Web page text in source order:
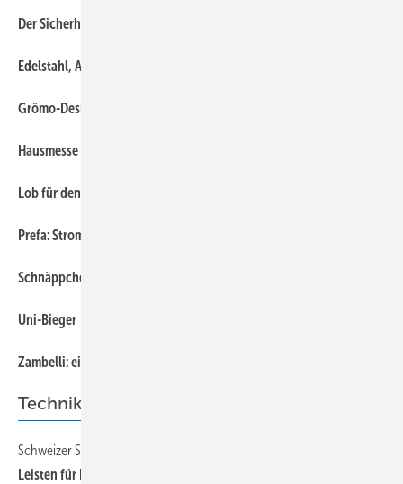
De r Sicherheit. Die Bau. Das Flüssigkunststoff
Edelstahl, Architektur und Rimex Metals
Grömo- Design -Wassersammler
Hausmesse bei Eisenkies
Lob für den Rinnenhakenbieger von Rau
Prefa: Strom vom Dach
Schnäppchenjäger
Uni-Bieger
Zambelli: einfach aus Metall
Technik
Schweizer Sanierungsperle
Leisten für Dach und W and